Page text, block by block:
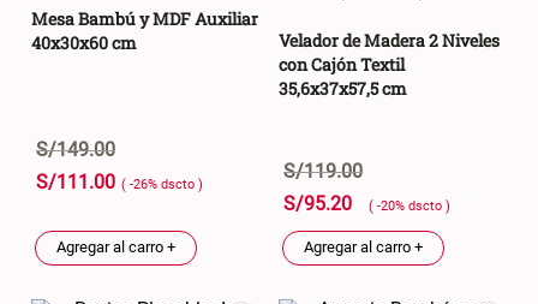
Mueble MDF y Madera Bambú
Set 2 Almohadas Memory
Set Sábanas Algodón satín 240
S/ 169.00
Almohada Memory + Gel
S/ 124.00
Individuales
Cortinas
Individuales
Cortinas
Mesa Bambú y MDF Auxiliar
40x30x60 cm
S/149.00
S/111 .00 ( -26% dscto )
Agregar al carro +
Velador de Madera 2 Niveles
con Cajón Textil
35,6x37x57,5 cm
S/119.00
S/95.20 ( -20% dscto )
Agregar al carro +